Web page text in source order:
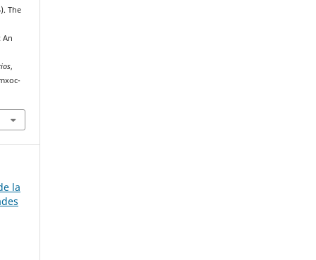
The
An
,
la